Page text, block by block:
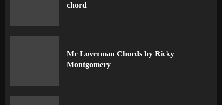
chord
Mr Loverman Chords by Ricky
Montgomery